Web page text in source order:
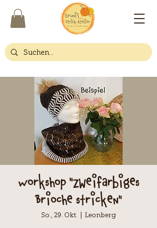
Workshop "Zweifarbiges
Brioche stricken"
So., 29. Okt.
  |
Leonberg